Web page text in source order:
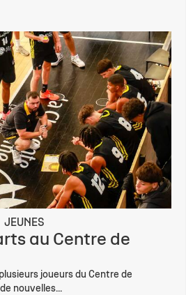
JEUNES
au Centre de
joueurs du Centre de
nouvelles...